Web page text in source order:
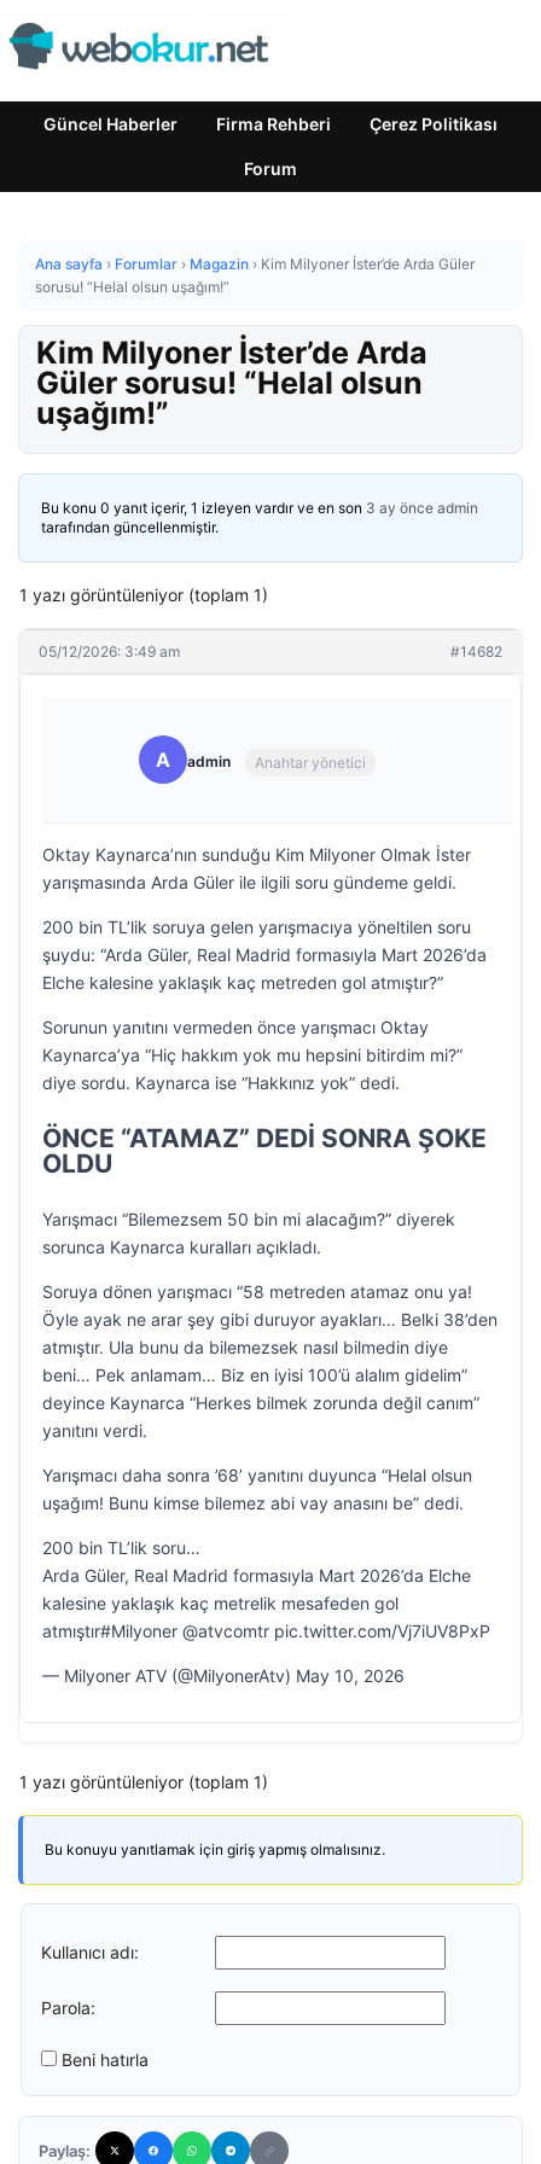
Güncel Haberler Firma Rehberi Çerez Politikası
Forum
Ana sayfa › Forumlar › Magazin › Kim Milyoner İster’de Arda Güler
sorusu! “Helal olsun uşağım!”
Kim Milyoner İster’de Arda
Güler sorusu! “Helal olsun
uşağım!”
Bu konu 0 yanıt içerir, 1 izleyen vardır ve en son 3 ay önce admin
tarafından güncellenmiştir.
1 yazı görüntüleniyor (toplam 1)
05/12/2026: 3:49 am #14682
A admin Anahtar yönetici
Oktay Kaynarca’nın sunduğu Kim Milyoner Olmak İster
yarışmasında Arda Güler ile ilgili soru gündeme geldi.
200 bin TL’lik soruya gelen yarışmacıya yöneltilen soru
şuydu: “Arda Güler, Real Madrid formasıyla Mart 2026’da
Elche kalesine yaklaşık kaç metreden gol atmıştır?”
Sorunun yanıtını vermeden önce yarışmacı Oktay
Kaynarca’ya “Hiç hakkım yok mu hepsini bitirdim mi?”
diye sordu. Kaynarca ise “Hakkınız yok” dedi.
ÖNCE “ATAMAZ” DEDİ SONRA ŞOKE
OLDU
Yarışmacı “Bilemezsem 50 bin mi alacağım?” diyerek
sorunca Kaynarca kuralları açıkladı.
Soruya dönen yarışmacı “58 metreden atamaz onu ya!
Öyle ayak ne arar şey gibi duruyor ayakları… Belki 38’den
atmıştır. Ula bunu da bilemezsek nasıl bilmedin diye
beni… Pek anlamam… Biz en iyisi 100’ü alalım gidelim”
deyince Kaynarca “Herkes bilmek zorunda değil canım”
yanıtını verdi.
Yarışmacı daha sonra ’68’ yanıtını duyunca “Helal olsun
uşağım! Bunu kimse bilemez abi vay anasını be” dedi.
200 bin TL’lik soru…
Arda Güler, Real Madrid formasıyla Mart 2026’da Elche
kalesine yaklaşık kaç metrelik mesafeden gol
atmıştır#Milyoner @atvcomtr pic.twitter.com/Vj7iUV8PxP
— Milyoner ATV (@MilyonerAtv) May 10, 2026
1 yazı görüntüleniyor (toplam 1)
Bu konuyu yanıtlamak için giriş yapmış olmalısınız.
Kullanıcı adı:
Parola:
Beni hatırla
Paylaş: